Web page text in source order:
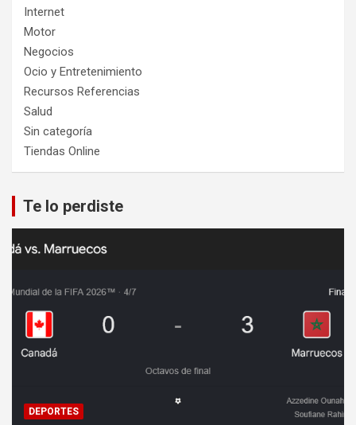
Internet
Motor
Negocios
Ocio y Entretenimiento
Recursos Referencias
Salud
Sin categoría
Tiendas Online
Te lo perdiste
DEPORTES